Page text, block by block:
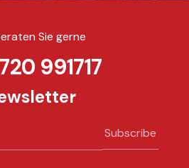
Sie gerne
991717
Subscribe